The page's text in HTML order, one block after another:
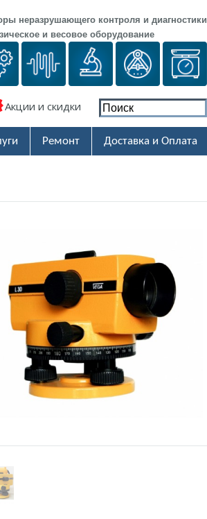
неразрушающего контроля и диагностики
и весовое оборудование
Акции и скидки
Ремонт Доставка и Оплата